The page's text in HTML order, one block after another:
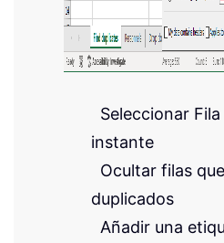
Seleccionar
instante
Ocultar filas
duplicados
Añadir una